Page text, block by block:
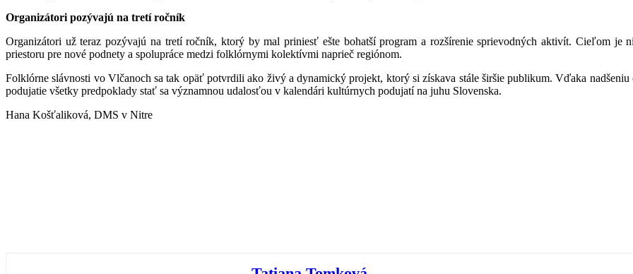
Organizátori pozývajú na tretí ročník
Organizátori už teraz pozývajú na tretí ročník, ktorý by mal priniesť ešte bohatší program a rozšírenie sprievodných aktivít. Cieľom je
priestoru pre nové podnety a spolupráce medzi folklórnymi kolektívmi naprieč regiónom.
Folklórne slávnosti vo Vlčanoch sa tak opäť potvrdili ako živý a dynamický projekt, ktorý si získava stále širšie publikum. Vďaka
podujatie všetky predpoklady stať sa významnou udalosťou v kalendári kultúrnych podujatí na juhu Slovenska.
Hana Košťaliková, DMS v Nitre